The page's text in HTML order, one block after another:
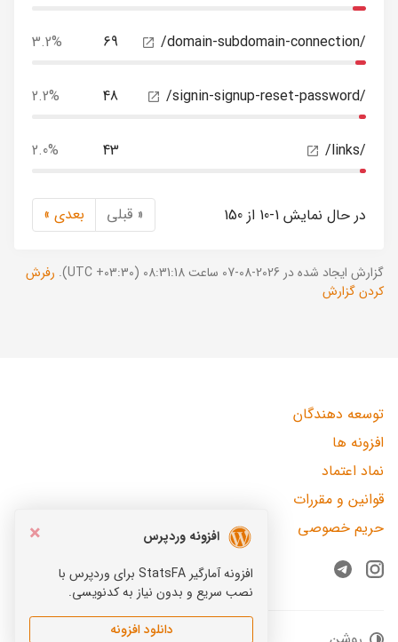
/domain-subdomain-connection/
69
3.2%
/signin-signup-reset-password/
48
2.2%
/links/
43
2.0%
در حال نمایش 1-10 از 150 « قبلی بعدی »
گزارش ایجاد شده در 2026-08-07 ساعت 08:31:18 (UTC +03:30).
رفرش
کردن گزارش
×
افزونه وردپرس
افزونه آمارگیر StatsFA برای وردپرس با
نصب سریع و بدون نیاز به کدنویسی.
دانلود افزونه
توسعه دهندگان
افزونه ها
نماد اعتماد
قوانین و مقررات
حریم خصوصی
Instagram
Telegram